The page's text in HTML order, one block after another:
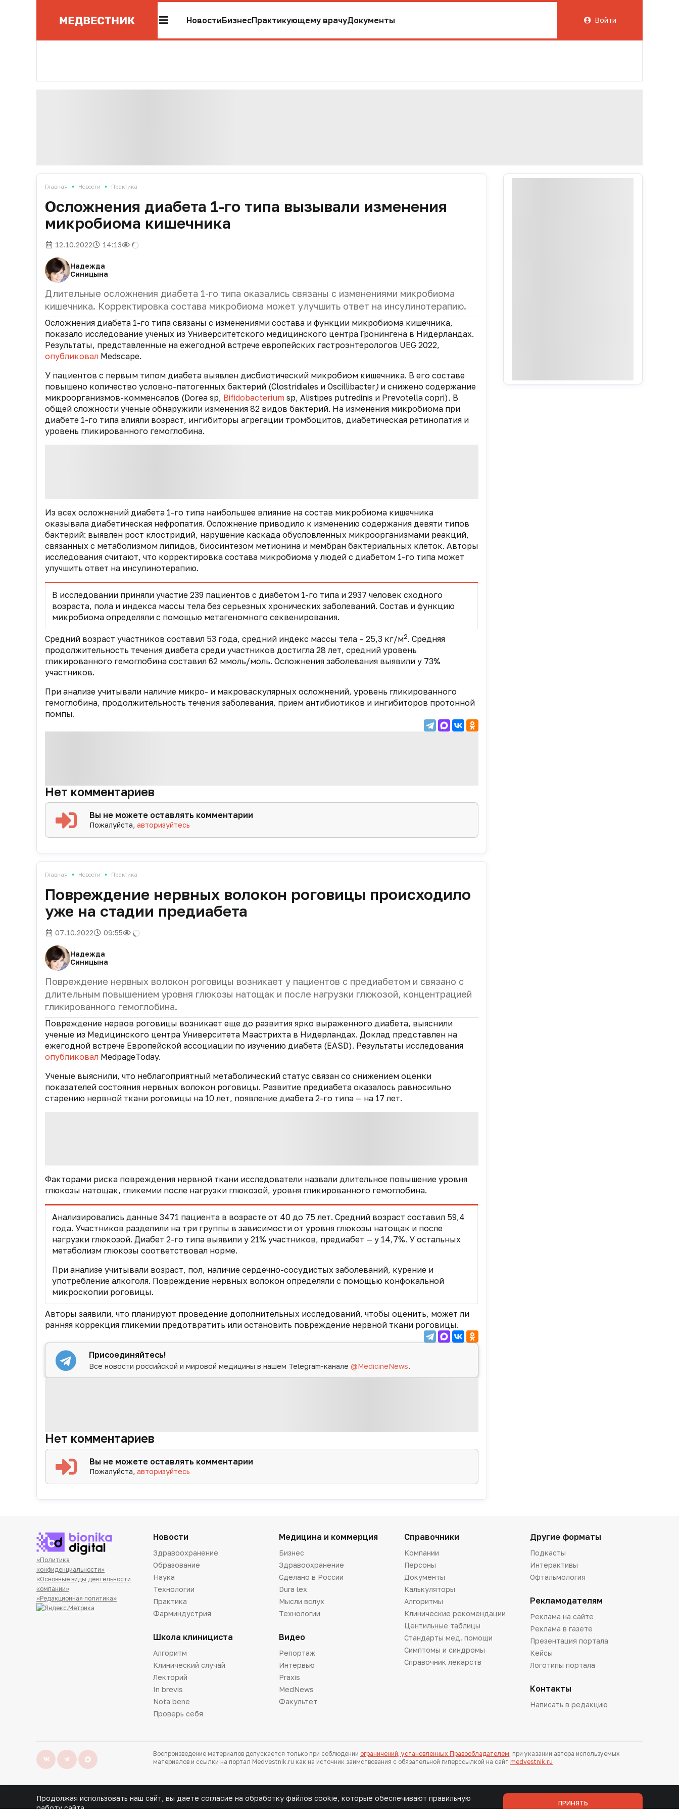
НовостиБизнесПрактикующему врачуДокументы Войти
Главная • Новости • Практика
Осложнения диабета 1-го типа вызывали изменения
микробиома кишечника
12.10.2022 14:13
Надежда
Синицына
Длительные осложнения диабета 1-го типа оказались связаны с изменениями микробиома
кишечника. Корректировка состава микробиома может улучшить ответ на инсулинотерапию.
Осложнения диабета 1-го типа связаны с изменениями состава и функции микробиома кишечника,
показало исследование ученых из Университетского медицинского центра Гронингена в Нидерландах.
Результаты, представленные на ежегодной встрече европейских гастроэнтерологов UEG 2022,
опубликовал Medscape.
У пациентов с первым типом диабета выявлен дисбиотический микробиом кишечника. В его составе
повышено количество условно-патогенных бактерий (Clostridiales и Oscillibacter) и снижено содержание
микроорганизмов-комменсалов (Dorea sp, Bifidobacterium sp, Alistipes putredinis и Prevotella copri). В
общей сложности ученые обнаружили изменения 82 видов бактерий. На изменения микробиома при
диабете 1-го типа влияли возраст, ингибиторы агрегации тромбоцитов, диабетическая ретинопатия и
уровень гликированного гемоглобина.
Из всех осложнений диабета 1-го типа наибольшее влияние на состав микробиома кишечника
оказывала диабетическая нефропатия. Осложнение приводило к изменению содержания девяти типов
бактерий: выявлен рост клостридий, нарушение каскада обусловленных микроорганизмами реакций,
связанных с метаболизмом липидов, биосинтезом метионина и мембран бактериальных клеток. Авторы
исследования считают, что корректировка состава микробиома у людей с диабетом 1-го типа может
улучшить ответ на инсулинотерапию.
В исследовании приняли участие 239 пациентов с диабетом 1-го типа и 2937 человек сходного
возраста, пола и индекса массы тела без серьезных хронических заболеваний. Состав и функцию
микробиома определяли с помощью метагеномного секвенирования.
Средний возраст участников составил 53 года, средний индекс массы тела – 25,3 кг/м2. Средняя
продолжительность течения диабета среди участников достигла 28 лет, средний уровень
гликированного гемоглобина составил 62 ммоль/моль. Осложнения заболевания выявили у 73%
участников.
При анализе учитывали наличие микро- и макроваскулярных осложнений, уровень гликированного
гемоглобина, продолжительность течения заболевания, прием антибиотиков и ингибиторов протонной
помпы.
Нет комментариев
Вы не можете оставлять комментарии
Пожалуйста,авторизуйтесь
Главная • Новости • Практика
Повреждение нервных волокон роговицы происходило
уже на стадии предиабета
07.10.2022 09:55
Надежда
Синицына
Повреждение нервных волокон роговицы возникает у пациентов с предиабетом и связано с
длительным повышением уровня глюкозы натощак и после нагрузки глюкозой, концентрацией
гликированного гемоглобина.
Повреждение нервов роговицы возникает еще до развития ярко выраженного диабета, выяснили
ученые из Медицинского центра Университета Маастрихта в Нидерландах. Доклад представлен на
ежегодной встрече Европейской ассоциации по изучению диабета (EASD). Результаты исследования
опубликовал MedpageToday.
Ученые выяснили, что неблагоприятный метаболический статус связан со снижением оценки
показателей состояния нервных волокон роговицы. Развитие предиабета оказалось равносильно
старению нервной ткани роговицы на 10 лет, появление диабета 2-го типа — на 17 лет.
Факторами риска повреждения нервной ткани исследователи назвали длительное повышение уровня
глюкозы натощак, гликемии после нагрузки глюкозой, уровня гликированного гемоглобина.
Анализировались данные 3471 пациента в возрасте от 40 до 75 лет. Средний возраст составил 59,4
года. Участников разделили на три группы в зависимости от уровня глюкозы натощак и после
нагрузки глюкозой. Диабет 2-го типа выявили у 21% участников, предиабет — у 14,7%. У остальных
метаболизм глюкозы соответствовал норме.
При анализе учитывали возраст, пол, наличие сердечно-сосудистых заболеваний, курение и
употребление алкоголя. Повреждение нервных волокон определяли с помощью конфокальной
микроскопии роговицы.
Авторы заявили, что планируют проведение дополнительных исследований, чтобы оценить, может ли
ранняя коррекция гликемии предотвратить или остановить повреждение нервной ткани роговицы.
Присоединяйтесь!
Все новости российской и мировой медицины в нашем Telegram-канале@MedicineNews.
Нет комментариев
Вы не можете оставлять комментарии
Пожалуйста,авторизуйтесь
«Политика
конфиденциальности»
«Основные виды деятельности
компании»
«Редакционная политика»
Новости
Здравоохранение
Образование
Наука
Технологии
Практика
Фарминдустрия
Школа клинициста
Алгоритм
Клинический случай
Лекторий
In brevis
Nota bene
Проверь себя
Медицина и коммерция
Бизнес
Здравоохранение
Сделано в России
Dura lex
Мысли вслух
Технологии
Видео
Репортаж
Интервью
Praxis
MedNews
Факультет
Справочники
Компании
Персоны
Документы
Калькуляторы
Алгоритмы
Клинические рекомендации
Центильные таблицы
Стандарты мед. помощи
Симптомы и синдромы
Справочник лекарств
Другие форматы
Подкасты
Интерактивы
Офтальмология
Рекламодателям
Реклама на сайте
Реклама в газете
Презентация портала
Кейсы
Логотипы портала
Контакты
Написать в редакцию
Воспроизведение материалов допускается только при соблюдении ограничений, установленных Правообладателем, при указании автора используемых
материалов и ссылки на портал Medvestnik.ru как на источник заимствования с обязательной гиперссылкой на сайт medvestnik.ru
Продолжая использовать наш сайт, вы даете согласие на обработку файлов cookie, которые обеспечивают правильную
работу сайта.
ПРИНЯТЬ